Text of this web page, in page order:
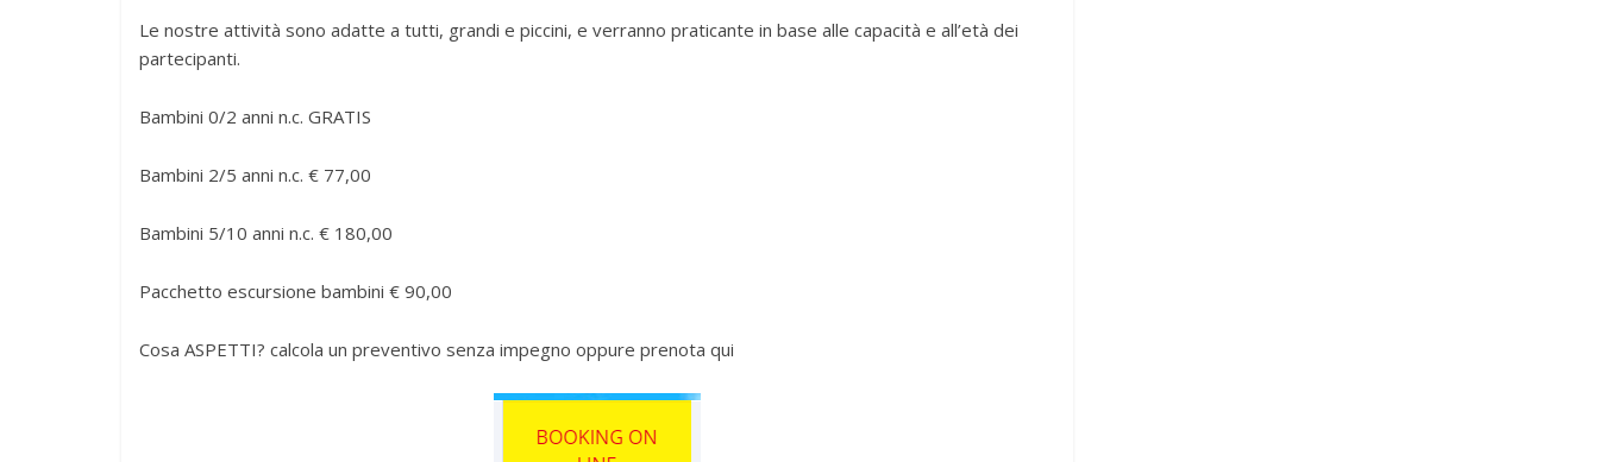
Le nostre attività sono adatte a tutti, grandi e piccini, e verranno praticante in base alle capacità e all’età dei
partecipanti.
Bambini 0/2 anni n.c. GRATIS
Bambini 2/5 anni n.c. € 77,00
Bambini 5/10 anni n.c. € 180,00
Pacchetto escursione bambini € 90,00
Cosa ASPETTI? calcola un preventivo senza impegno oppure prenota qui